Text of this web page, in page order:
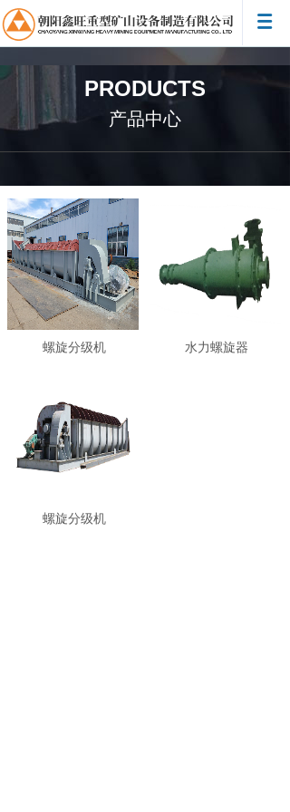
PRODUCTS
产品中心
螺旋分级机 水力螺旋器
螺旋分级机